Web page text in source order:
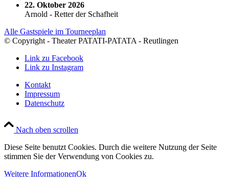
22. Oktober 2026
Arnold - Retter der Schafheit
Alle Gastspiele im Tourneeplan
© Copyright - Theater PATATI-PATATA - Reutlingen
Link zu Facebook
Link zu Instagram
Kontakt
Impressum
Datenschutz
Nach oben scrollen
Diese Seite benutzt Cookies. Durch die weitere Nutzung der Seite
stimmen Sie der Verwendung von Cookies zu.
Weitere InformationenOk